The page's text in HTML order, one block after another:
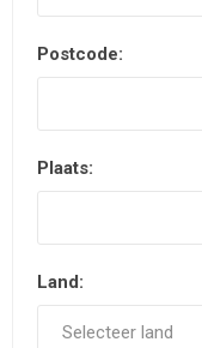
Postcode:
Plaats:
Land: